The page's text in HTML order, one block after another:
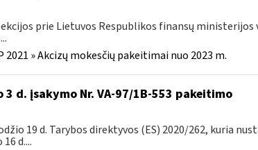
prie Lietuvos Respublikos finansų ministerijos
2021 » Akcizų mokesčių pakeitimai nuo 2023 m.
d. įsakymo Nr. VA-97/1B-553 pakeitimo
19 d. Tarybos direktyvos (ES) 2020/262, kuria
d....